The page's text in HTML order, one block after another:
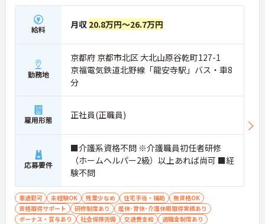
給料 月収 20.8万円～26.7万円
勤務地
京都府 京都市北区 大北山原谷乾町127-1
京福電気鉄道北野線「龍安寺駅」バス・車8
分
雇用形態 正社員(正職員)
応募要件
■介護系資格不問 ※介護職員初任者研修
（ホームヘルパー2級）以上あれば尚可 ■経
験不問
車通勤可 未経験OK 残業少なめ 住宅手当・補助
無資格OK
資格取得サポート
研修制度あり
産休･育休･介護休暇取得実績あり
ボーナス・賞与あり
社会保険完備 交通費支給 退職金制度あり